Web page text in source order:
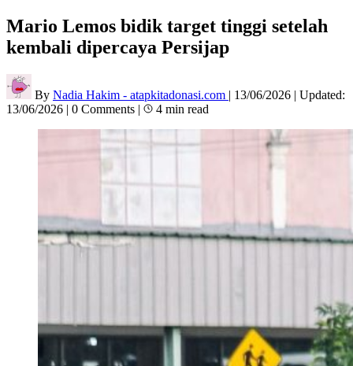
Mario Lemos bidik target tinggi setelah
kembali dipercaya Persijap
By Nadia Hakim - atapkitadonasi.com | 13/06/2026 | Updated:
13/06/2026 | 0 Comments | 4 min read